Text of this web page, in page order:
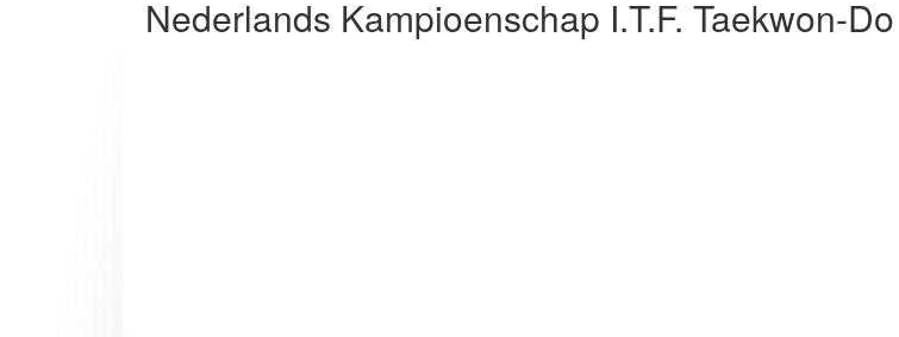
Nederlands Kampioenschap I.T.F. Taekwon-Do